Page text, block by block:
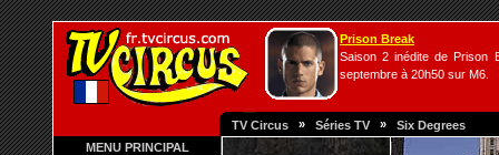
Prison Break
Saison 2 inédite de Prison
septembre à 20h50 sur M6.
TV Circus » Séries TV » Six Degrees
MENU PRINCIPAL